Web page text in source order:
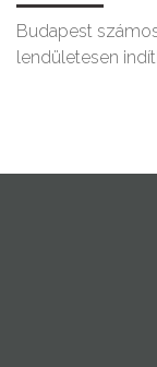
Budapest
lendületesen